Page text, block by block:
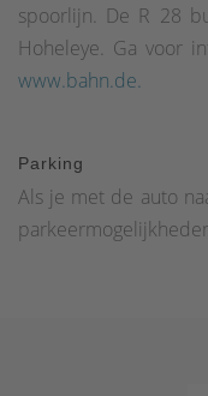
spoorlijn. De R 28
Hoheleye. Ga voor
www.bahn.de.
Parking
Als je met de auto